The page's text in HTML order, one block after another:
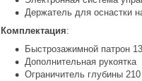
Держатель для оснастки
Комплектация:
Быстрозажимной патрон
Дополнительная рукоятка
Ограничитель глубины